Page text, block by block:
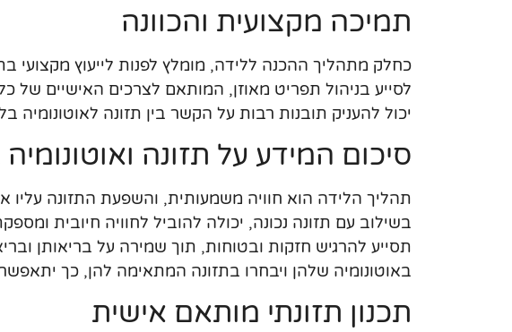
תמיכה מקצועית והכוונה
כחלק מתהליך ההכנה ללידה, מומלץ לפנות לייעוץ מקצועי
לסייע בניהול תפריט מאוזן, המותאם לצרכים האישיים של
יכול להעניק תובנות רבות על הקשר בין תזונה לאוטונומיה
סיכום המידע על תזונה
תהליך הלידה הוא חוויה משמעותית, והשפעת התזונה עליו
בשילוב עם תזונה נכונה, יכולה להוביל לחוויה חיובית
תסייע להרגיש חזקות ובטוחות, תוך שמירה על בריאותן
באוטונומיה שלהן ויבחרו בתזונה המתאימה להן, כך
תכנון תזונתי מותאם אישית